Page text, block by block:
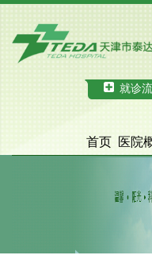
就诊
首页 医院
科学